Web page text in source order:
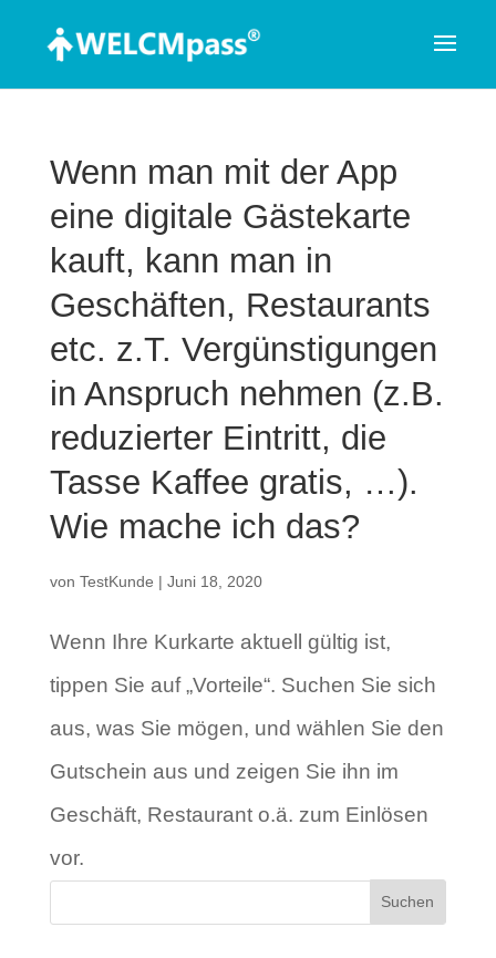
Wenn man mit der App
eine digitale Gästekarte
kauft, kann man in
Geschäften, Restaurants
etc. z.T. Vergünstigungen
in Anspruch nehmen (z.B.
reduzierter Eintritt, die
Tasse Kaffee gratis, …).
Wie mache ich das?
von TestKunde | Juni 18, 2020
Wenn Ihre Kurkarte aktuell gültig ist,
tippen Sie auf „Vorteile“. Suchen Sie sich
aus, was Sie mögen, und wählen Sie den
Gutschein aus und zeigen Sie ihn im
Geschäft, Restaurant o.ä. zum Einlösen
vor.